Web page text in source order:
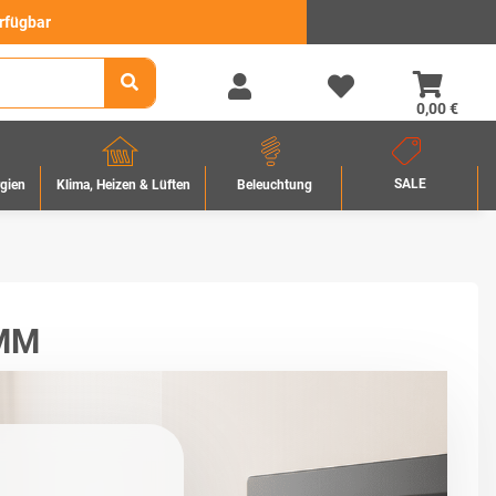
0,00 €
Klima, Heizen & Lüften Beleuchtung SALE